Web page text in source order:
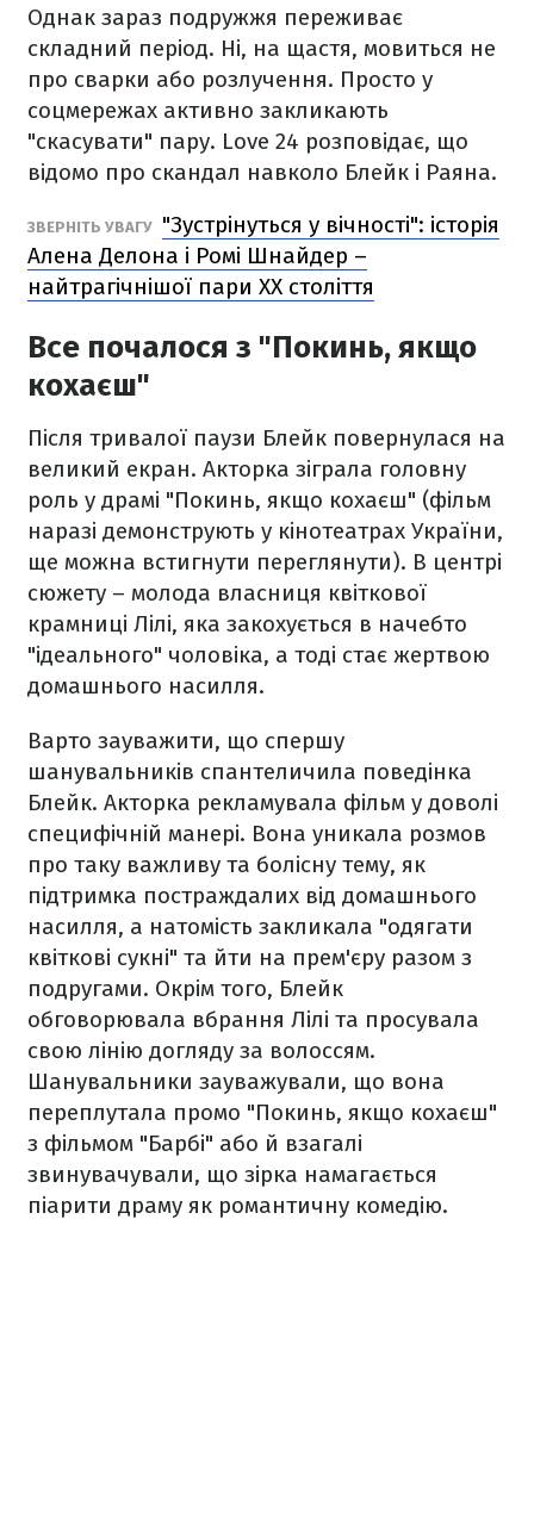
Однак зараз подружжя переживає
складний період. Ні, на щастя, мовиться не
про сварки або розлучення. Просто у
соцмережах активно закликають
"скасувати" пару. Love 24 розповідає, що
відомо про скандал навколо Блейк і Раяна.
ЗВЕРНІТЬ УВАГУ "Зустрінуться у вічності": історія
Алена Делона і Ромі Шнайдер –
найтрагічнішої пари ХХ століття
Все почалося з "Покинь, якщо
кохаєш"
Після тривалої паузи Блейк повернулася на
великий екран. Акторка зіграла головну
роль у драмі "Покинь, якщо кохаєш" (фільм
наразі демонструють у кінотеатрах України,
ще можна встигнути переглянути). В центрі
сюжету – молода власниця квіткової
крамниці Лілі, яка закохується в начебто
"ідеального" чоловіка, а тоді стає жертвою
домашнього насилля.
Варто зауважити, що спершу
шанувальників спантеличила поведінка
Блейк. Акторка рекламувала фільм у доволі
специфічній манері. Вона уникала розмов
про таку важливу та болісну тему, як
підтримка постраждалих від домашнього
насилля, а натомість закликала "одягати
квіткові сукні" та йти на прем'єру разом з
подругами. Окрім того, Блейк
обговорювала вбрання Лілі та просувала
свою лінію догляду за волоссям.
Шанувальники зауважували, що вона
переплутала промо "Покинь, якщо кохаєш"
з фільмом "Барбі" або й взагалі
звинувачували, що зірка намагається
піарити драму як романтичну комедію.